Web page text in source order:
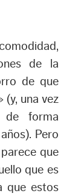
de la
de que
(y, una vez
de forma
Pero
que
que es
que estos